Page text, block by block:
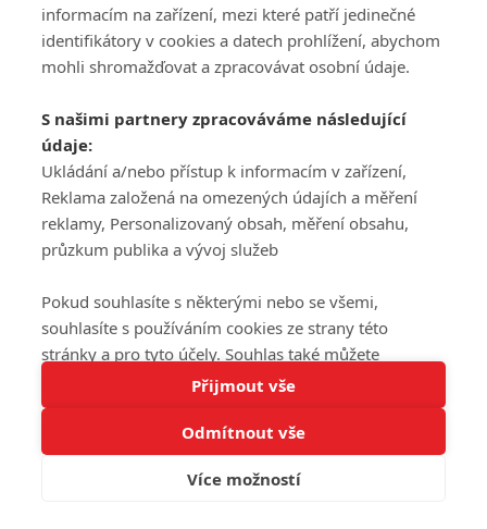
Tato stránka používá soubory cookies.
Rozumím
informacím na zařízení, mezi které patří jedinečné
identifikátory v cookies a datech prohlížení, abychom
mohli shromažďovat a zpracovávat osobní údaje.
S našimi partnery zpracováváme následující
údaje:
Ukládání a/nebo přístup k informacím v zařízení,
Reklama založená na omezených údajích a měření
reklamy, Personalizovaný obsah, měření obsahu,
průzkum publika a vývoj služeb
Pokud souhlasíte s některými nebo se všemi,
souhlasíte s používáním cookies ze strany této
stránky a pro tyto účely. Souhlas také můžete
odmítnout, ale v takovém případě vám na stránce
nebudou k dispozici některé personalizované funkce.
Vaše volby souhlasu se budou vztahovat pouze na
tuto webovou stránku. Vaše nastavení a odvolání
souhlasu můžete kdykoli změnit na stránce s
Přijmout vše
Odmítnout vše
Více možností